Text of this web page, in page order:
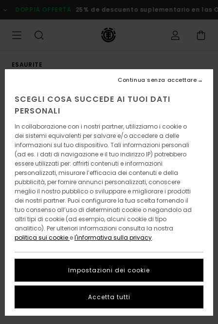
alle
informazioni
prodotto
DOPPIA OFFERTA 25% de descuento suplementario en las
ESAURITE
SCEGLI COSA SUCCEDE AI TUOI DATI
PERSONALI
In collaborazione con i nostri partner, utilizziamo i cookie o
dei sistemi equivalenti per salvare e/o accedere a delle
informazioni sul tuo dispositivo. Tali informazioni personali
(ad es. i dati di navigazione e il tuo indirizzo IP) potrebbero
essere utilizzati per: offrirti contenuti e informazioni
personalizzati, misurare l’efficacia dei contenuti e della
pubblicità, per fornire annunci personalizzati, conoscere
meglio il nostro pubblico o sviluppare e migliorare i prodotti
dei nostri partner. Puoi configurare la tua scelta fornendo il
tuo consenso all’uso di determinati cookie o negandolo ad
altri tipi di cookie (ad esempio, alcuni cookie di tipo
analitico). Per ulteriori informazioni consulta la nostra
politica sui cookie el'informativa sulla privacy.
Impostazioni dei cookie
Continua senza accettare
Accetta tutti